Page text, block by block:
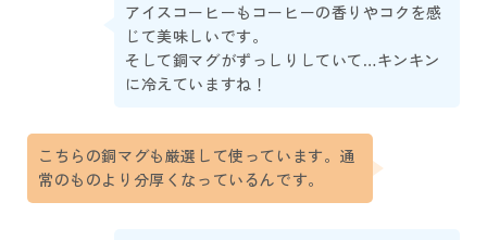
アイスコーヒーもコーヒーの香りやコクを感
じて美味しいです。
そして銅マグがずっしりしていて…キンキン
に冷えていますね！
こちらの銅マグも厳選して使っています。通
常のものより分厚くなっているんです。